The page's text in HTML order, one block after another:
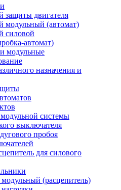
защиты двигателя
модульный (автомат)
силовой
автомат)
модульные
назначения и
системы
выключателя
пробоя
для силового
(расцепитель)